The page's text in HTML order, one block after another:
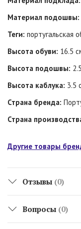
Материал подошвы:
Теги: португальская
Высота обуви: 16.5
Высота подошвы:
Высота каблука: 3.5
Страна бренда:
Страна
Другие товары
Отзывы (0)
Вопросы (0)